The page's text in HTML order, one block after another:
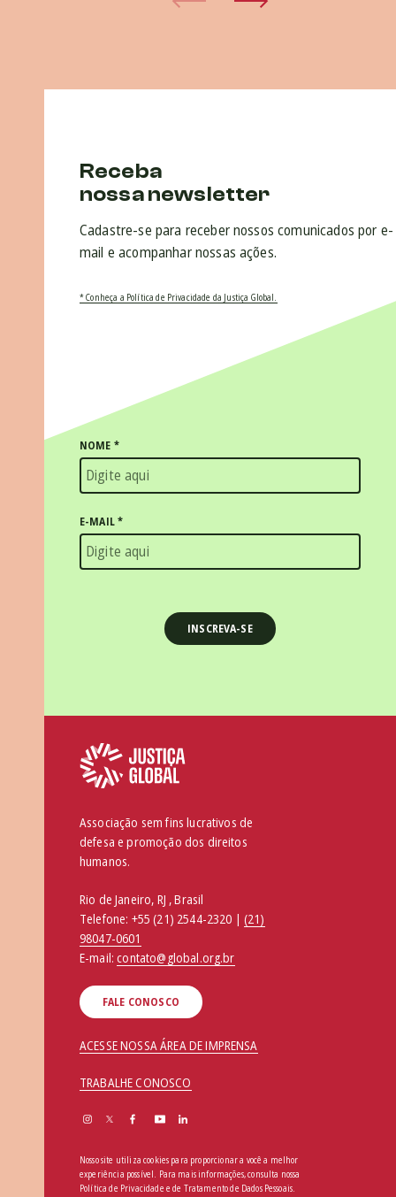
Receba
nossa newsletter
Cadastre-se para receber nossos comunicados por e-
mail e acompanhar nossas ações.
* Conheça a Política de Privacidade da Justiça Global.
NOME *
E-MAIL*
Associação sem fins lucrativos de
defesa e promoção dos direitos
humanos.
Rio de Janeiro, RJ , Brasil
Telefone: +55 (21) 2544-2320 | (21)
98047-0601
E-mail:contato@global.org.br
FALE CONOSCO
ACESSE NOSSA ÁREA DE IMPRENSA
TRABALHE CONOSCO
Nosso site utiliza cookies para proporcionar a você a melhor
experiência possível. Para mais informações, consulta nossa
Política de Privacidade e de Tratamento de Dados Pessoais